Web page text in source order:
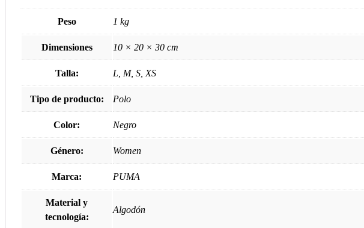
Peso 1 kg
Dimensiones 10 × 20 × 30 cm
Talla: L, M, S, XS
Tipo de producto: Polo
Color: Negro
Género: Women
Marca: PUMA
Material y
tecnología:
Algodón